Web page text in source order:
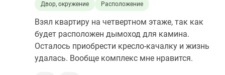
Двор, окружение
Расположение
Взял квартиру на четвертном этаже, так как
будет расположен дымоход для камина.
Осталось приобрести кресло-качалку и жизнь
удалась. Вообще комплекс мне нравится.